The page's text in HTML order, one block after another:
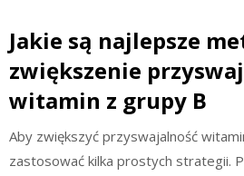
Jakie są najlepsze
zwiększenie
witamin z grupy B
Aby zwiększyć przyswajalność
zastosować kilka prostych strategii.